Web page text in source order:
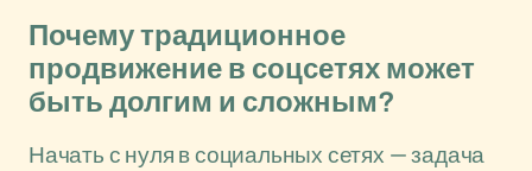
Почему традиционное
продвижение в соцсетях может
быть долгим и сложным?
Начать с нуля в социальных сетях — задача